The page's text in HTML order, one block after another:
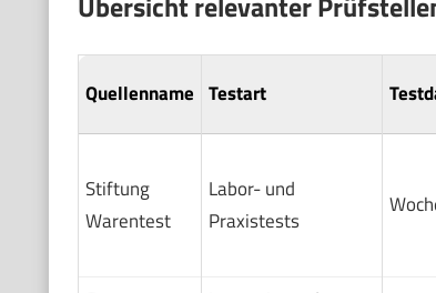
Quellenname Testart
Stiftung
Warentest
Labor- und
Praxistests